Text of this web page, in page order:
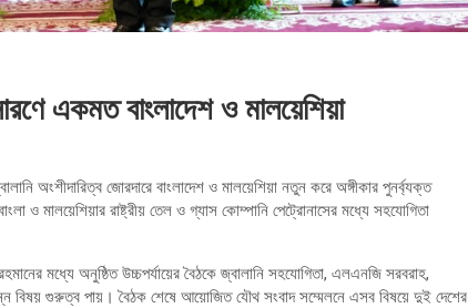
একমত বাংলাদেশ ও মালয়েশিয়া
অংশীদারিত্ব জোরদারে বাংলাদেশ ও মালয়েশিয়া নতুন করে অঙ্গীকার পুনর্ব্যক্ত
ও মালয়েশিয়ার রাষ্ট্রীয় তেল ও গ্যাস কোম্পানি পেট্রোনাসের মধ্যে সহযোগিতা
মধ্যে অনুষ্ঠিত উচ্চপর্যায়ের বৈঠকে জ্বালানি সহযোগিতা, এলএনজি সরবরাহ,
বিষয় গুরুত্ব পায়। বৈঠক শেষে আয়োজিত যৌথ সংবাদ সম্মেলনে এসব বিষয়ে দুই দেশের